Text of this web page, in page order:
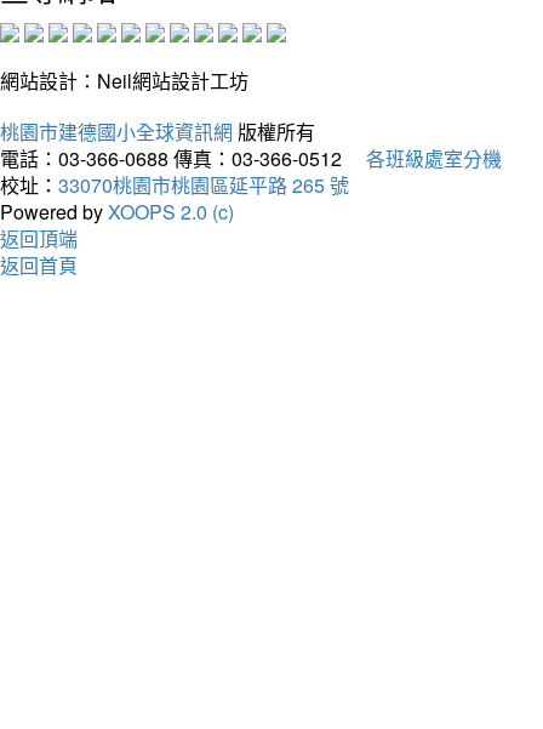
網站設計：Neil網站設計工坊
桃園市建德國小全球資訊網 版權所有
電話：03-366-0688 傳真：03-366-0512
各班級處室分機
校址： 33070桃園市桃園區延平路 265 號
Powered byXOOPS 2.0 (c)
返回頂端
返回首頁